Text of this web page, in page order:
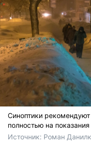
Синоптики рекомендуют
полностью на
Источник: Роман